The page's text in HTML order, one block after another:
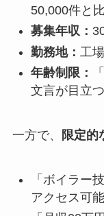
50,000件と
募集年収：
勤務地： 工
年齢制限：
文言が目立つ
一方で、 限定的
「ボイラー
アクセス可能